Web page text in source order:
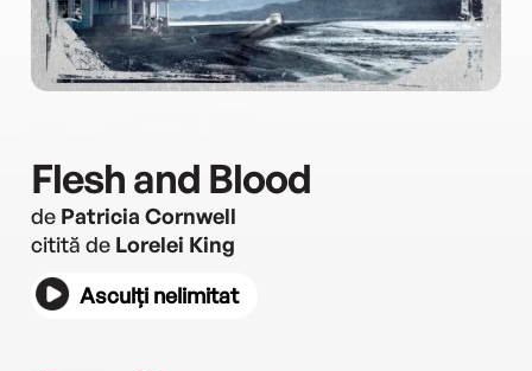
Flesh and Blood
de Patricia Cornwell
citită de Lorelei King
Asculți nelimitat